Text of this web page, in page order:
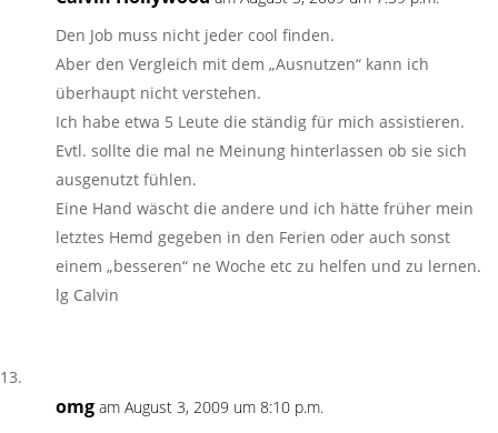
Den Job muss nicht jeder cool finden.
Aber den Vergleich mit dem „Ausnutzen“ kann ich
überhaupt nicht verstehen.
Ich habe etwa 5 Leute die ständig für mich assistieren.
Evtl. sollte die mal ne Meinung hinterlassen ob sie sich
ausgenutzt fühlen.
Eine Hand wäscht die andere und ich hätte früher mein
letztes Hemd gegeben in den Ferien oder auch sonst
einem „besseren“ ne Woche etc zu helfen und zu lernen.
lg Calvin
omg am August 3, 2009 um 8:10 p.m.